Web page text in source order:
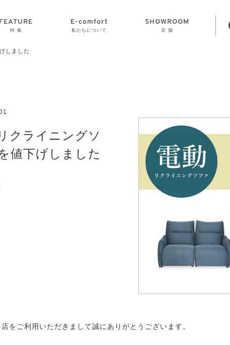
FEATURE
特 集
E-comfort
私たちについて
SHOWROOM
店 舗
しました
クライニングソ
値下げしました
をご利用いただきまして誠にありがとうございます。